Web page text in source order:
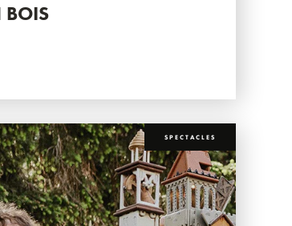
BOIS
SPECTACLES